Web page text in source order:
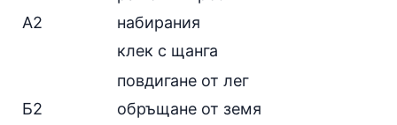
А2
набирания
клек с щанга
Б2
повдигане от лег
обръщане от земя